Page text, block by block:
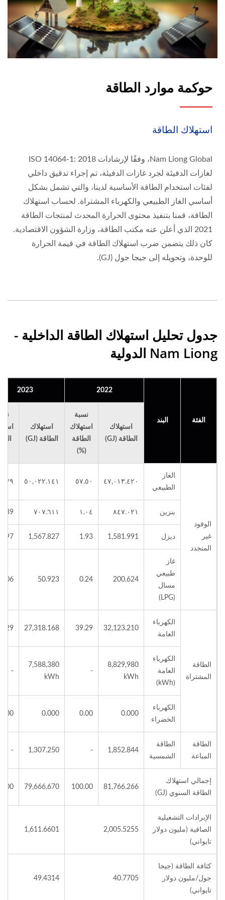
حوكمة موارد الطاقة
استهلاك الطاقة
Nam Liong Global، وفقًا لإرشادات ISO 14064-1: 2018
لغازات الدفيئة لجرد غازات الدفيئة، تم إجراء تدقيق داخلي
لفئات استخدام الطاقة الأساسية لدينا، والتي تشمل بشكل
أساسي الغاز الطبيعي والكهرباء المشتراة. لحساب استهلاك
الطاقة، قمنا بتنفيذ محتوى الحرارة المحدث لمنتجات الطاقة
2021 الذي أعلن عنه مكتب الطاقة، وزارة الشؤون الاقتصادية.
كان ذلك يتضمن ضرب استهلاك الطاقة في قيمة الحرارة
للوحدة، وتحويله إلى جيجا جول (GJ).
جدول تحليل استهلاك الطاقة الداخلية -
Nam Liong الدولية
الفئة البند
2022
2023
استهلاك
الطاقة (GJ)
نسبة
استهلاك
الطاقة
(%)
استهلاك
الطاقة (GJ)
الوقود
غير
المتجدد
الغاز
الطبيعي
٤٧,٠١٣.٤٢٠ ٥٧.٥٠ ٥٠,٠٢٢.١٤١
بنزين ٨٤٧.٠٢١ ١.٠٤ ٧٠٧.٦١١ 0.89
ديزل 1,581.991
1.93
1,567.827
1.97
غاز
طبيعي
مسال
(LPG)
200.624
0.24
50.923
0.06
الطاقة
المشتراة
الكهرباء
العامة
32,123.210
39.29
27,318.168
الكهرباء
العامة
(kWh)
8,829,980
kWh
-
7,588,380
kWh
-
الكهرباء
الخضراء
0.000
0.00
0.000
0.00
الطاقة
المباعة
الطاقة
الشمسية
1,852.844
-
1,307.250
-
إجمالي استهلاك
الطاقة السنوي (GJ)
81,766.266
100.00
79,666.670
الإيرادات التشغيلية
الصافية (مليون دولار
تايواني)
2,005.5255
1,611.6601
كثافة الطاقة (جيجا
جول/مليون دولار
تايواني)
40.7705
49.4314